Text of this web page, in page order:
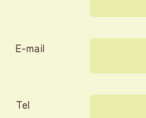
E-mail
Tel